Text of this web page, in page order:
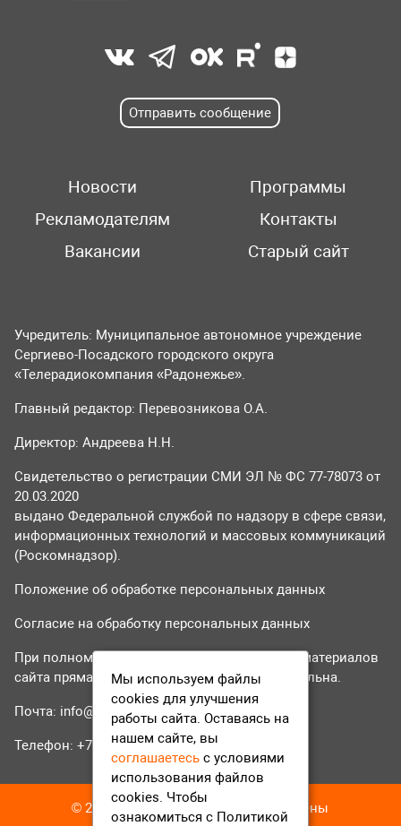
Отправить сообщение
Новости
Программы
Рекламодателям
Контакты
Вакансии
Старый сайт
Учредитель: Муниципальное автономное учреждение
Сергиево-Посадского городского округа
«Телерадиокомпания «Радонежье».
Главный редактор: Перевозникова О.А.
Директор: Андреева Н.Н.
Свидетельство о регистрации СМИ ЭЛ № ФС 77-78073 от
20.03.2020
выдано Федеральной службой по надзору в сфере связи,
информационных технологий и массовых коммуникаций
(Роскомнадзор).
Положение об обработке персональных данных
Согласие на обработку персональных данных
При полном или частичном использовании материалов
сайта прямая гиперссылка на tvr24.tv обязательна.
Почта: info@tvr24.tv
Телефон: +7 (496) 551-04-95
© 2016-2023 ТВР24 Все права защищены
Мы используем файлы
cookies для улучшения
работы сайта. Оставаясь на
нашем сайте, вы
соглашаетесь с условиями
использования файлов
cookies. Чтобы
ознакомиться с Политикой